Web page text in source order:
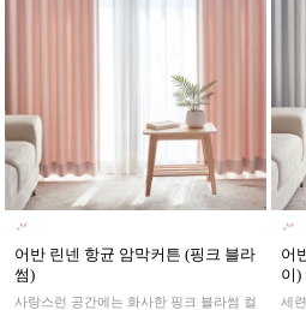
어반 린넨 항균 암막커튼 (핑크 블라
썸)
사랑스런 공간에는 화사한 핑크 블라썸 컬
어
이)
세